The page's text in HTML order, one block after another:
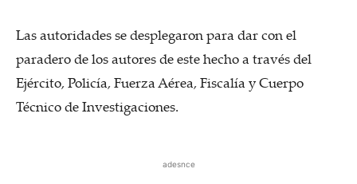
Las autoridades se desplegaron para dar con el
paradero de los autores de este hecho a través del
Ejército, Policía, Fuerza Aérea, Fiscalía y Cuerpo
Técnico de Investigaciones.
adesnce